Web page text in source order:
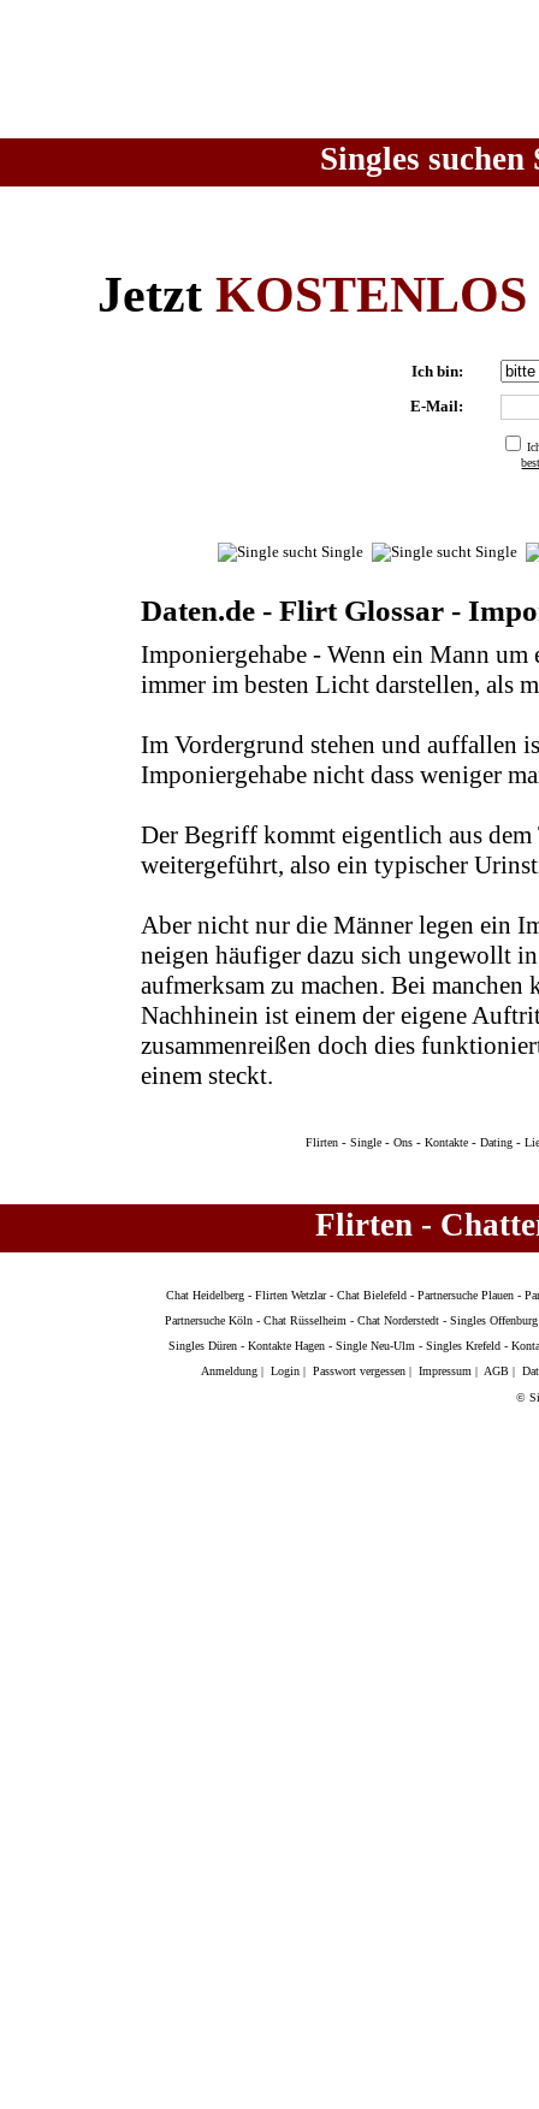
Singles
Jetzt KOSTENLOS
Ich bin:
E-Mail:
Daten.de - Flirt Glossar -
Imponiergehabe - Wenn ein Mann
immer im besten Licht darstellen, als
Im Vordergrund stehen und auffallen
Imponiergehabe nicht dass weniger
Der Begriff kommt eigentlich aus
weitergeführt, also ein typischer
Aber nicht nur die Männer legen ein
neigen häufiger dazu sich ungewollt
aufmerksam zu machen. Bei
Nachhinein ist einem der eigene
zusammenreißen doch dies
einem steckt.
Flirten - Single - Ons - Kontakte - Dating -
Flirten -
Chat Heidelberg -Flirten Wetzlar-Chat Bielefeld -Partnersuche Plauen -
Partnersuche Köln - Chat Rüsselheim - Chat Norderstedt - Singles Offenburg
Singles Düren - Kontakte Hagen - Single Neu-Ulm - Singles Krefeld -
Anmeldung | Login | Passwort vergessen | Impressum | AGB |
©